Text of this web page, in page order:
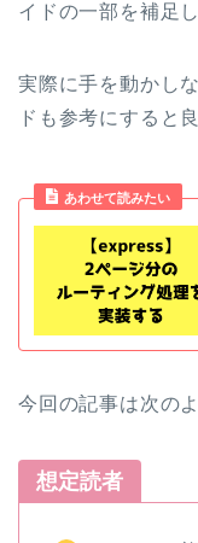
イドの一部を補足
実際に手を動かし
ドも参考にすると
あわせて読みたい
今回の記事は次の
想定読者